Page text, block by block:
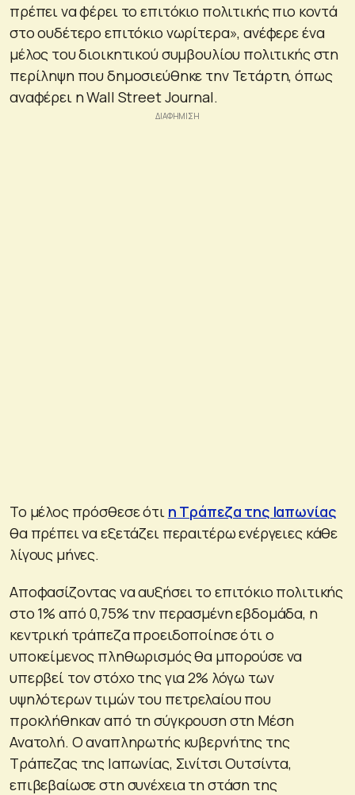
πρέπει να φέρει το επιτόκιο πολιτικής πιο κοντά
στο ουδέτερο επιτόκιο νωρίτερα», ανέφερε ένα
μέλος του διοικητικού συμβουλίου πολιτικής στη
περίληψη που δημοσιεύθηκε την Τετάρτη, όπως
αναφέρει η Wall Street Journal.
Το μέλος πρόσθεσε ότι η Τράπεζα της Ιαπωνίας
θα πρέπει να εξετάζει περαιτέρω ενέργειες κάθε
λίγους μήνες.
Αποφασίζοντας να αυξήσει το επιτόκιο πολιτικής
στο 1% από 0,75% την περασμένη εβδομάδα, η
κεντρική τράπεζα προειδοποίησε ότι ο
υποκείμενος πληθωρισμός θα μπορούσε να
υπερβεί τον στόχο της για 2% λόγω των
υψηλότερων τιμών του πετρελαίου που
προκλήθηκαν από τη σύγκρουση στη Μέση
Ανατολή. Ο αναπληρωτής κυβερνήτης της
Τράπεζας της Ιαπωνίας, Σινίτσι Ουτσίντα,
επιβεβαίωσε στη συνέχεια τη στάση της